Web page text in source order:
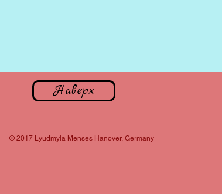
Наверх
© 2017 Lyudmyla Menses Hanover, Germany